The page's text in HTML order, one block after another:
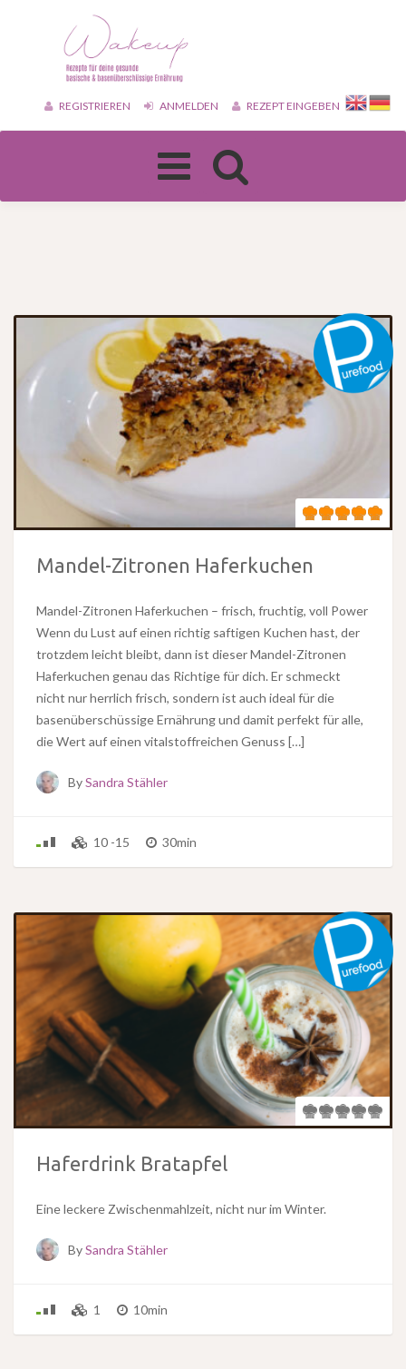
REGISTRIEREN ANMELDEN REZEPT EINGEBEN
Toggle
navigation
Mandel-Zitronen Haferkuchen
Mandel-Zitronen Haferkuchen – frisch, fruchtig, voll Power
Wenn du Lust auf einen richtig saftigen Kuchen hast, der
trotzdem leicht bleibt, dann ist dieser Mandel-Zitronen
Haferkuchen genau das Richtige für dich. Er schmeckt
nicht nur herrlich frisch, sondern ist auch ideal für die
basenüberschüssige Ernährung und damit perfekt für alle,
die Wert auf einen vitalstoffreichen Genuss […]
BySandra Stähler
10 -15 30min
Haferdrink Bratapfel
Eine leckere Zwischenmahlzeit, nicht nur im Winter.
BySandra Stähler
1 10min